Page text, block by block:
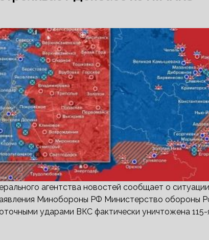
агентства новостей сообщает о
Минобороны РФ Министерство обороны
ударами ВКС фактически уничтожена